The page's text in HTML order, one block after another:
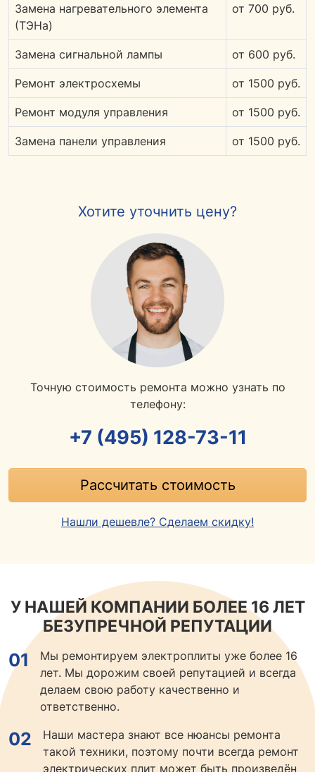
Замена нагревательного элемента
(ТЭНа)
от 700 руб.
Замена сигнальной лампы от 600 руб.
Ремонт электросхемы от 1500 руб.
Ремонт модуля управления от 1500 руб.
Замена панели управления от 1500 руб.
Хотите уточнить цену?
Точную стоимость ремонта можно узнать по
телефону:
+7 (495) 128-73-11
Рассчитать стоимость
Нашли дешевле? Сделаем скидку!
У НАШЕЙ КОМПАНИИ БОЛЕЕ 16 ЛЕТ
БЕЗУПРЕЧНОЙ РЕПУТАЦИИ
01
Мы ремонтируем электроплиты уже более 16
лет. Мы дорожим своей репутацией и всегда
делаем свою работу качественно и
ответственно.
02
Наши мастера знают все нюансы ремонта
такой техники, поэтому почти всегда ремонт
электрических плит может быть произведён